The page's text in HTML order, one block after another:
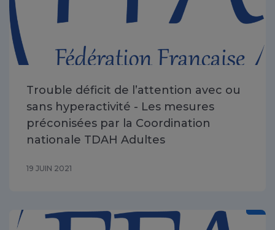
Trouble déficit de l’attention avec ou
sans hyperactivité - Les mesures
préconisées par la Coordination
nationale TDAH Adultes
19 JUIN 2021